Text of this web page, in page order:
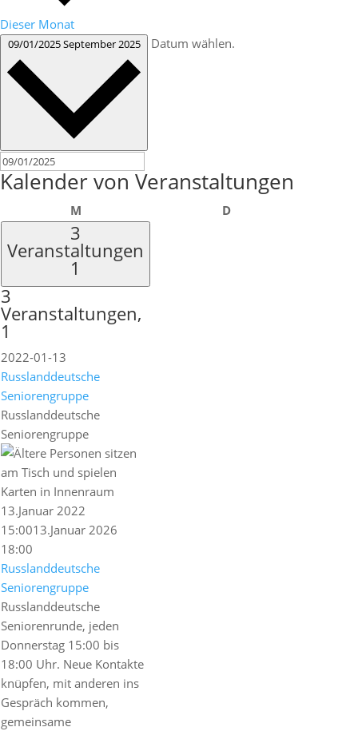
Dieser Monat
09/01/2025September 2025 Datum wählen.
Kalender von Veranstaltungen
MMontag DDienstag
3
Veranstaltungen
1
3
Veranstaltungen,
1
2022-01-13
Russlanddeutsche
Seniorengruppe
Russlanddeutsche
Seniorengruppe
13.Januar 2022
15:0013.Januar 2026
18:00
Russlanddeutsche
Seniorengruppe
Russlanddeutsche
Seniorenrunde, jeden
Donnerstag 15:00 bis
18:00 Uhr. Neue Kontakte
knüpfen, mit anderen ins
Gespräch kommen,
gemeinsame